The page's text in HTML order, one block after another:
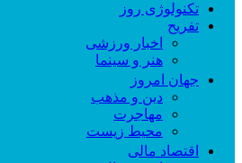
تکنولوژی روز
تفریح
اخبار ورزشی
هنر و سینما
جهان امروز
دین و مذهب
مهاجرت
محیط زیست
اقتصاد مالی